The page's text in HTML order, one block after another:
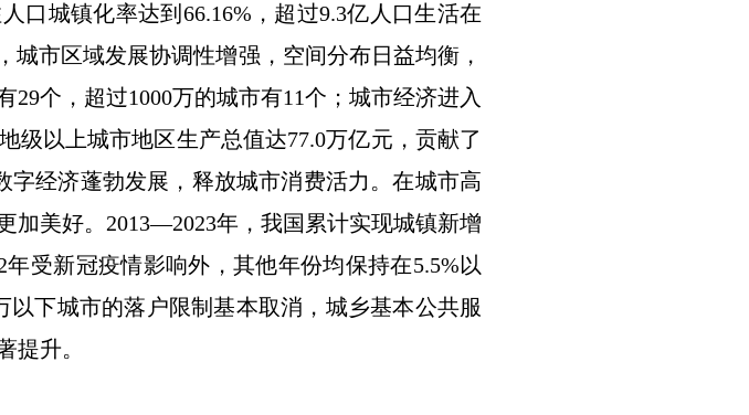
口城镇化率达到66.16%，超过9.3亿人口生活在
市区域发展协调性增强，空间分布日益均衡，
个，超过1000万的城市有11个；城市经济进入
级以上城市地区生产总值达77.0万亿元，贡献了
经济蓬勃发展，释放城市消费活力。在城市高
加美好。2013—2023年，我国累计实现城镇新增
受新冠疫情影响外，其他年份均保持在5.5%以
下城市的落户限制基本取消，城乡基本公共服
提升。